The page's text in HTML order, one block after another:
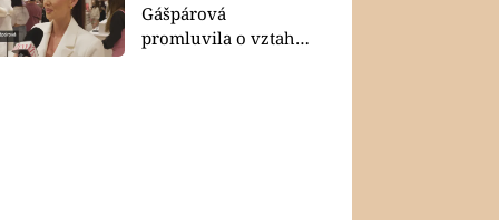
Gášpárová
promluvila o vztahu